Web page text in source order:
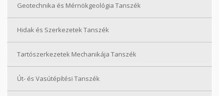
Geotechnika és Mérnökgeológia Tanszék
Hidak és Szerkezetek Tanszék
Tartószerkezetek Mechanikája Tanszék
Út- és Vasútépítési Tanszék